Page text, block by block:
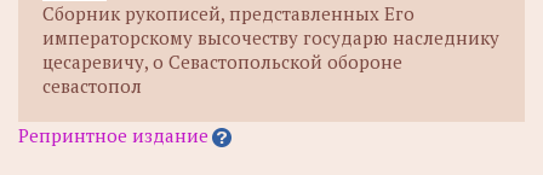
Сборник рукописей, представленных Его
императорскому высочеству государю наследнику
цесаревичу, о Севастопольской обороне
севастопол
Репринтное издание